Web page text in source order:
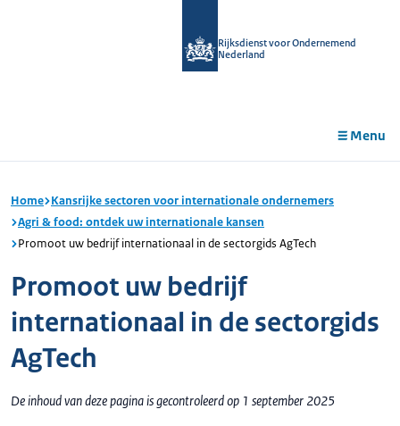
Rijksdienst voor Ondernemend
Nederland
Menu
Home Kansrijke sectoren voor internationale ondernemers
Agri & food: ontdek uw internationale kansen
Promoot uw bedrijf internationaal in de sectorgids AgTech
Promoot uw bedrijf
internationaal in de sectorgids
AgTech
De inhoud van deze pagina is gecontroleerd op 1 september 2025